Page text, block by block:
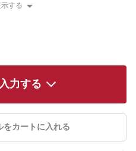
する
力する
をカートに入れる